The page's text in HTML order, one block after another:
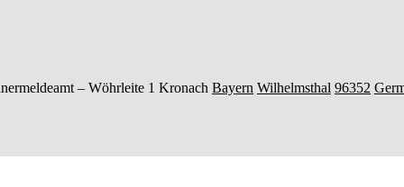
– Wöhrleite 1 Kronach Bayern Wilhelmsthal 96352